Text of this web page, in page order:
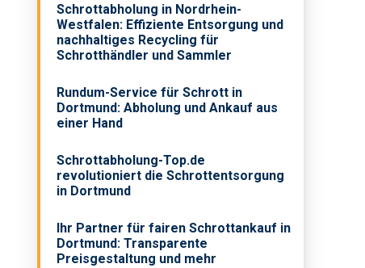
Schrottabholung in Nordrhein-
Westfalen: Effiziente Entsorgung und
nachhaltiges Recycling für
Schrotthändler und Sammler
Rundum-Service für Schrott in
Dortmund: Abholung und Ankauf aus
einer Hand
Schrottabholung-Top.de
revolutioniert die Schrottentsorgung
in Dortmund
Ihr Partner für fairen Schrottankauf in
Dortmund: Transparente
Preisgestaltung und mehr